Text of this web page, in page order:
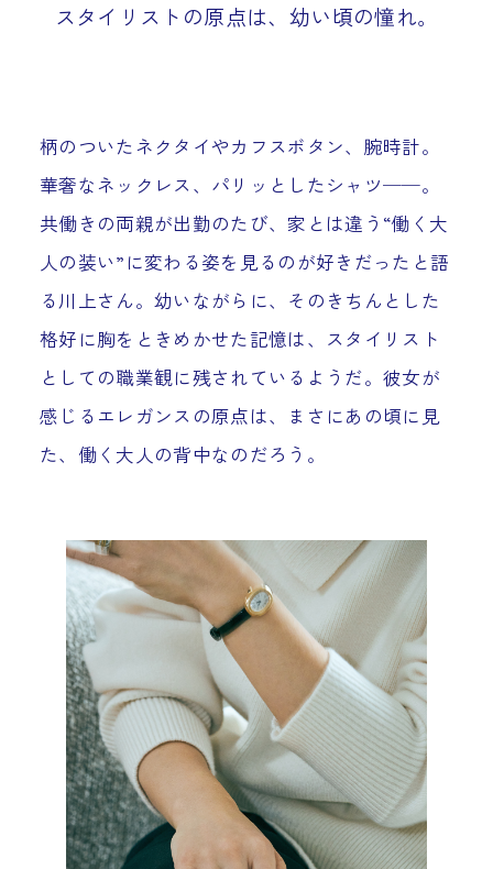
スタイリストの原点は、幼い頃の憧れ。
柄のついたネクタイやカフスボタン、腕時計。
華奢なネックレス、パリッとしたシャツ──。
共働きの両親が出勤のたび、家とは違う“働く大
人の装い”に変わる姿を見るのが好きだったと語
る川上さん。幼いながらに、そのきちんとした
格好に胸をときめかせた記憶は、スタイリスト
としての職業観に残されているようだ。彼女が
感じるエレガンスの原点は、まさにあの頃に見
た、働く大人の背中なのだろう。